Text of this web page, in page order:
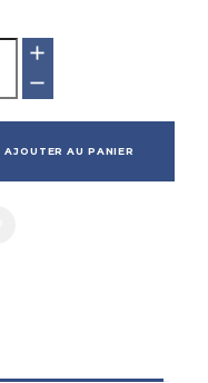
AJOUTER AU PANIER